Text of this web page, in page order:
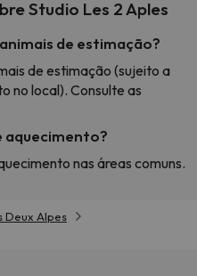
Studio Les 2 Aples
de estimação?
de estimação (sujeito a
no local). Consulte as
aquecimento?
nas áreas comuns.
Deux Alpes